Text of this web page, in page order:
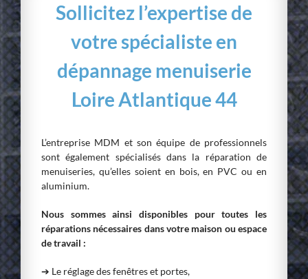
Sollicitez l’expertise de
votre spécialiste en
dépannage menuiserie
Loire Atlantique 44
L’entreprise MDM et son équipe de professionnels
sont également spécialisés dans la réparation de
menuiseries, qu’elles soient en bois, en PVC ou en
aluminium.
Nous sommes ainsi disponibles pour toutes les
réparations nécessaires dans votre maison ou espace
de travail :
➔ Le réglage des fenêtres et portes,